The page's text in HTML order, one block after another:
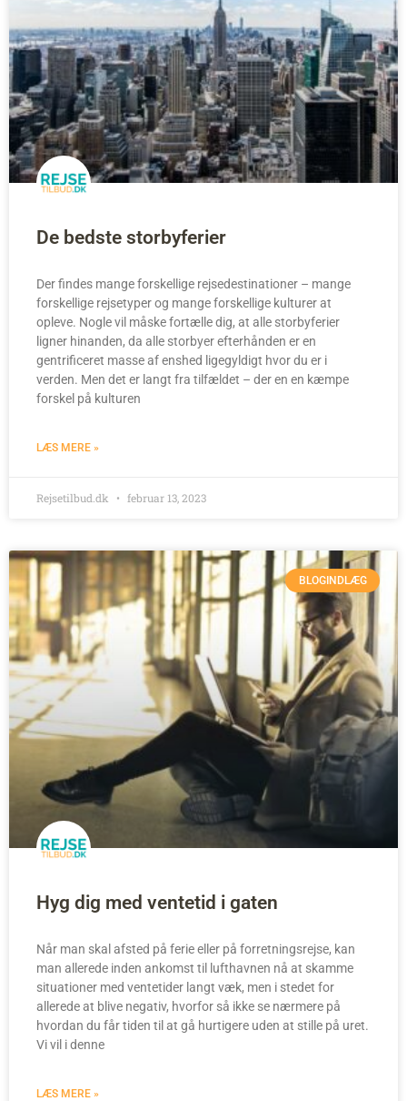
De bedste storbyferier
Der findes mange forskellige rejsedestinationer – mange
forskellige rejsetyper og mange forskellige kulturer at
opleve. Nogle vil måske fortælle dig, at alle storbyferier
ligner hinanden, da alle storbyer efterhånden er en
gentrificeret masse af enshed ligegyldigt hvor du er i
verden. Men det er langt fra tilfældet – der en en kæmpe
forskel på kulturen
LÆS MERE »
Rejsetilbud.dk februar 13, 2023
BLOGINDLÆG
Hyg dig med ventetid i gaten
Når man skal afsted på ferie eller på forretningsrejse, kan
man allerede inden ankomst til lufthavnen nå at skamme
situationer med ventetider langt væk, men i stedet for
allerede at blive negativ, hvorfor så ikke se nærmere på
hvordan du får tiden til at gå hurtigere uden at stille på uret.
Vi vil i denne
LÆS MERE »